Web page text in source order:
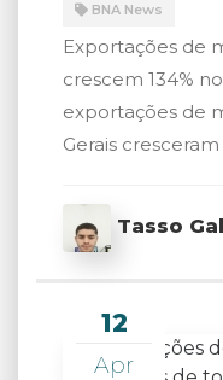
BNA News
Exportações de
crescem 134%
exportações de
Gerais
Tasso
12
Apr